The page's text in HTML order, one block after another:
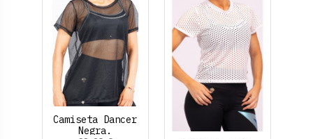
Camiseta Dancer
Negra.